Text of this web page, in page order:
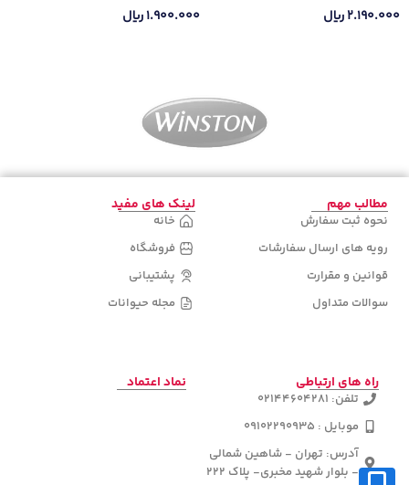
۲.۱۹۰.۰۰۰ریال
۱.۹۰۰.۰۰۰ریال
مطالب مهم
نحوه ثبت سفارش
رویه های ارسال سفارشات
قوانین و مقرارت
سوالات متداول
لینک های مفید
خانه
فروشگاه
پشتیبانی
مجله حیوانات
راه های ارتباطی
تلفن: 02144604281
موبایل : 09102290935
آدرس: تهران - شاهین شمالی
- بلوار شهید مخبری- پلاک 222
نماد اعتماد